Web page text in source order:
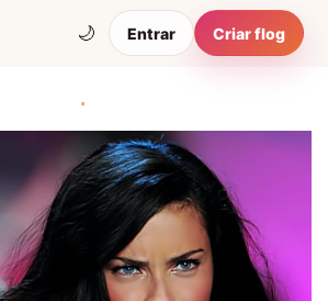
🌙 Entrar Criar flog
.